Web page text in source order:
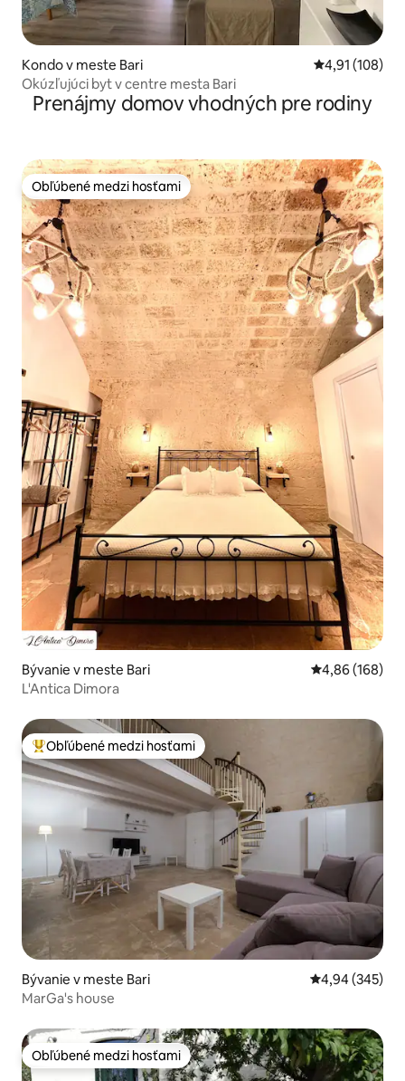
Kondo v meste Bari Priemerné
4,91 (108)
Okúzľujúci byt v centre mesta Bari
Prenájmy domov vhodných pre rodiny
Obľúbené medzi hosťami
Obľúbené medzi hosťami
Bývanie v meste Bari Priemerné
4,86 (168)
L'Antica Dimora
Najobľúbenejšie medzi hosťami
Obľúbené medzi hosťami
Bývanie v meste Bari Priemerné
4,94 (345)
MarGa's house
Obľúbené medzi hosťami
Obľúbené medzi hosťami